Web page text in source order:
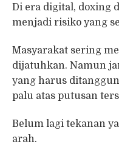
Di era digital, doxing
menjadi risiko yang
Masyarakat sering
dijatuhkan. Namun
yang harus
palu atas putusan
Belum lagi tekanan
arah.